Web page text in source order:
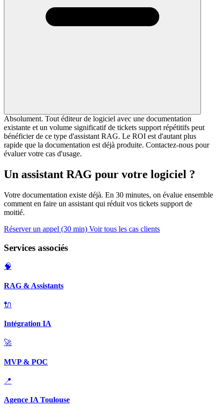
Absolument. Tout éditeur de logiciel avec une documentation
existante et un volume significatif de tickets support répétitifs peut
bénéficier de ce type d'assistant RAG. Le ROI est d'autant plus
rapide que la documentation est déjà produite. Contactez-nous pour
évaluer votre cas d'usage.
Un assistant RAG pour votre logiciel ?
Votre documentation existe déjà. En 30 minutes, on évalue ensemble
comment en faire un assistant qui réduit vos tickets support de
moitié.
Réserver un appel (30 min) Voir tous les cas clients
Services associés
🧠
RAG & Assistants
🔌
Intégration IA
🚀
MVP & POC
📍
Agence IA Toulouse